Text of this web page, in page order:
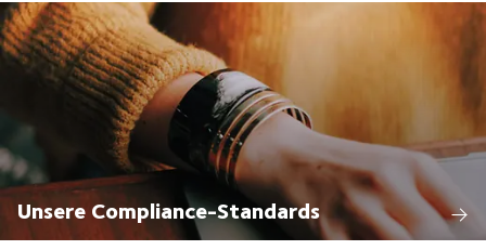
Unsere Compliance-Standards